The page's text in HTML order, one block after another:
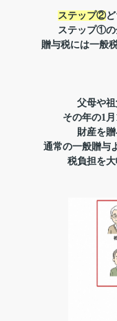
ステップ②
ステップ①の
贈与税には一般
父母や祖
その年の1
財産を
通常の一般贈与
税負担を大